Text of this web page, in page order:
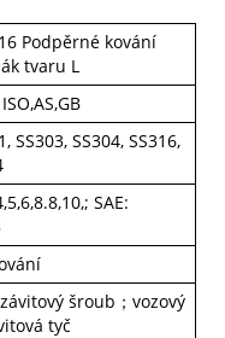
Podpěrné kování
tvaru L
SS303, SS304, SS316,
SAE:
šroub；vozový
tyč